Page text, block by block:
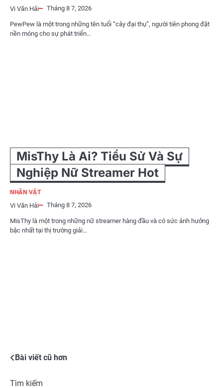
Vi Văn Hải Tháng 8 7, 2026
PewPew là một trong những tên tuổi “cây đại thụ”, người tiên phong đặt
nền móng cho sự phát triển…
MisThy Là Ai? Tiểu Sử Và Sự
Nghiệp Nữ Streamer Hot
NHÂN VẬT
Vi Văn Hải Tháng 8 7, 2026
MisThy là một trong những nữ streamer hàng đầu và có sức ảnh hưởng
bậc nhất tại thị trường giải…
Điều
hướng
Bài viết cũ hơn
Tìm kiếm